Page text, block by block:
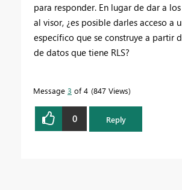
para responder. En lugar de dar a
al visor, ¿es posible darles acceso a
específico que se construye a partir
de datos que tiene RLS?
Message 3 of 4 847 Views
0 Reply